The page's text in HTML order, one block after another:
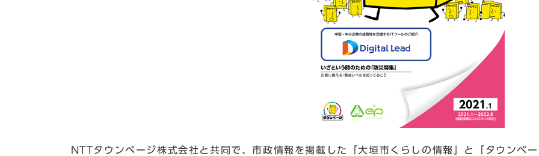
NTTタウンページ株式会社と共同で、市政情報を掲載した「大垣市くらしの情報」と「タウンペ